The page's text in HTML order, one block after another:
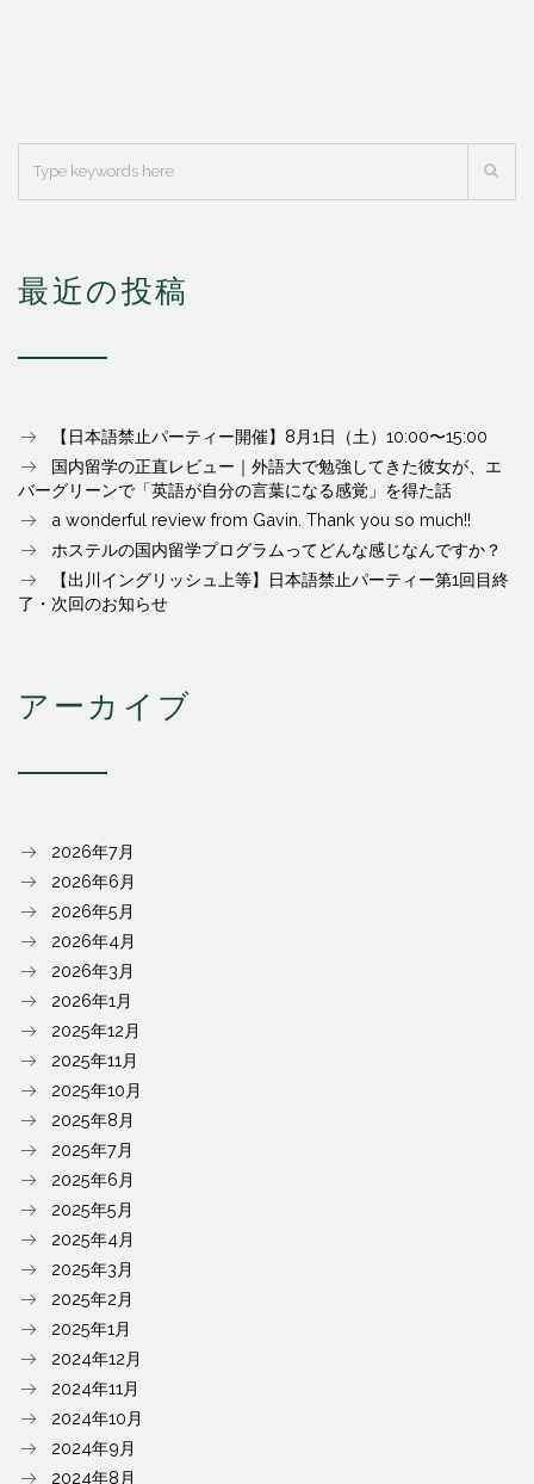
最近の投稿
【日本語禁止パーティー開催】8月1日（土）10:00〜15:00
国内留学の正直レビュー｜外語大で勉強してきた彼女が、エ
バーグリーンで「英語が自分の言葉になる感覚」を得た話
a wonderful review from Gavin. Thank you so much!!
ホステルの国内留学プログラムってどんな感じなんですか？
【出川イングリッシュ上等】日本語禁止パーティー第1回目終
了・次回のお知らせ
アーカイブ
2026年7月
2026年6月
2026年5月
2026年4月
2026年3月
2026年1月
2025年12月
2025年11月
2025年10月
2025年8月
2025年7月
2025年6月
2025年5月
2025年4月
2025年3月
2025年2月
2025年1月
2024年12月
2024年11月
2024年10月
2024年9月
2024年8月